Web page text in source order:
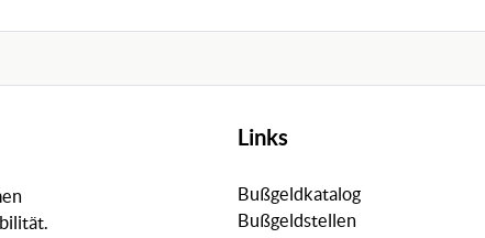
Links
Bußgeldkatalog
Bußgeldstellen